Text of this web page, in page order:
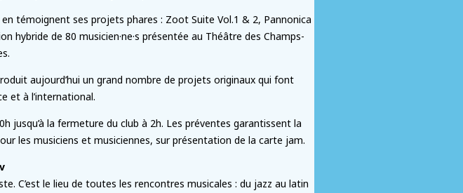
témoignent ses projets phares : Zoot Suite Vol.1 & 2, Pannonica
de 80 musicien·ne·s présentée au Théâtre des Champs-
aujourd’hui un grand nombre de projets originaux qui font
et à l’international.
jusqu’à la fermeture du club à 2h. Les préventes garantissent la
les musiciens et musiciennes, sur présentation de la carte jam.
C’est le lieu de toutes les rencontres musicales : du jazz au latin